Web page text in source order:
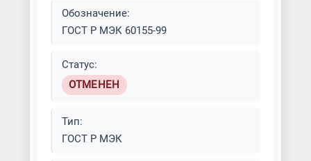
Обозначение:
ГОСТ Р МЭК 60155-99
Статус:
ОТМЕНЕН
Тип:
ГОСТ Р МЭК